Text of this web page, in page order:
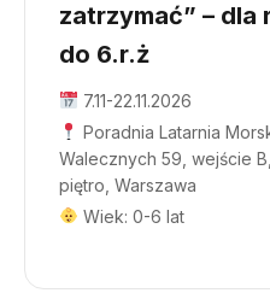
zatrzymać” –
do 6.r.ż
7.11-22.11.2026
Poradnia Latarnia
Walecznych 59, wejście
piętro, Warszawa
Wiek: 0-6 lat